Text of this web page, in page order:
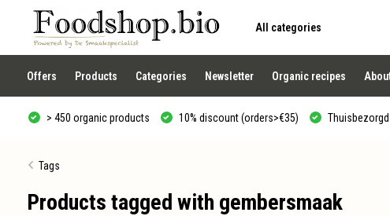
All categories
Use
the
up
and
down
arrows
select
Press
enter
go
to
Offers Products Categories Newsletter Organic recipes
> 450 organic products 10% discount (orders>€35)
Tags
Products tagged with gembersmaak